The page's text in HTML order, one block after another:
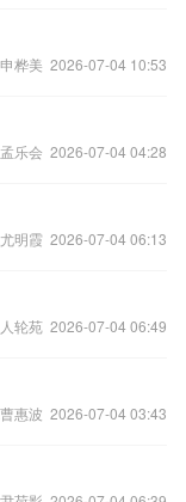
桦美 2026-07-04 10:53
乐会 2026-07-04 04:28
明霞 2026-07-04 06:13
轮苑 2026-07-04 06:49
惠波 2026-07-04 03:43